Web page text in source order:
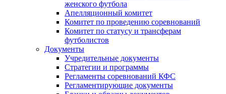
женского футбола
Апелляционный комитет
Комитет по проведению соревнований
Комитет по статусу и трансферам
футболистов
Документы
Учредительные документы
Стратегии и программы
Регламенты соревнований КФС
Регламентирующие документы